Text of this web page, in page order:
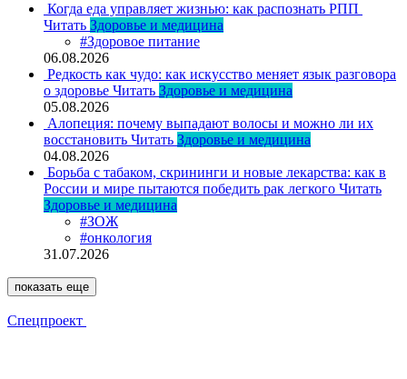
Когда еда управляет жизнью: как распознать РПП
Читать Здоровье и медицина
#Здоровое питание
06.08.2026
Редкость как чудо: как искусство меняет язык разговора
о здоровье Читать Здоровье и медицина
05.08.2026
Алопеция: почему выпадают волосы и можно ли их
восстановить Читать Здоровье и медицина
04.08.2026
Борьба с табаком, скрининги и новые лекарства: как в
России и мире пытаются победить рак легкого Читать
Здоровье и медицина
#ЗОЖ
#онкология
31.07.2026
показать еще
Спецпроект